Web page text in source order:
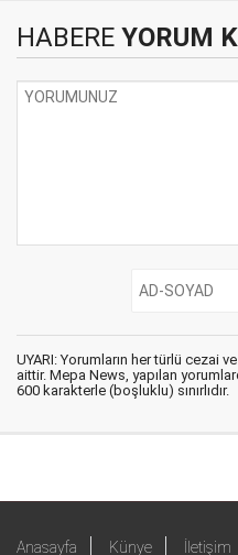
HABERE YORUM
UYARI: Yorumların her türlü cezai
aittir. Mepa News, yapılan
600 karakterle (boşluklu) sınırlıdır.
Anasayfa Künye İletişim